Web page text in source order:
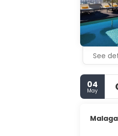
See
04
May
Malaga